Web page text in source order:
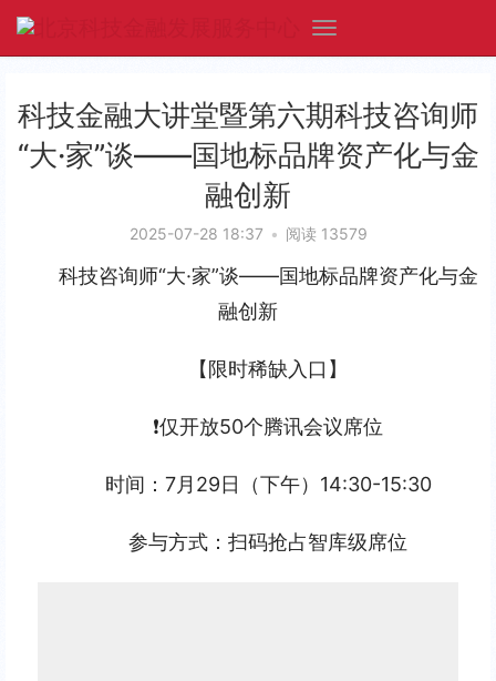
科技金融大讲堂暨第六期科技咨询师
“大·家”谈——国地标品牌资产化与金
融创新
2025-07-28 18:37 • 阅读 13579
科技咨询师“大·家”谈——国地标品牌资产化与金
融创新
【限时稀缺入口】
❗仅开放50个腾讯会议席位
时间：7月29日（下午）14:30-15:30
参与方式：扫码抢占智库级席位